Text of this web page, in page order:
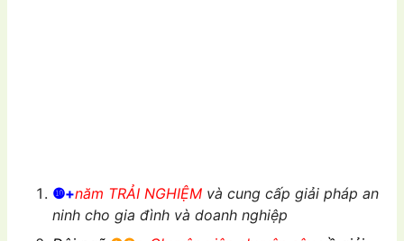
❿+năm TRẢI NGHIỆM và cung cấp giải pháp an
ninh cho gia đình và doanh nghiệp